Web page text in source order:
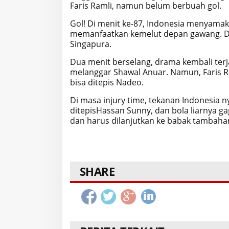
Faris Ramli, namun belum berbuah gol.
Gol! Di menit ke-87, Indonesia
memanfaatkan kemelut depan gawang.
Singapura.
Dua menit berselang, drama kembali
melanggar Shawal Anuar. Namun, Faris
bisa ditepis Nadeo.
Di masa injury time, tekanan Indonesia
ditepisHassan Sunny, dan bola liarnya
dan harus dilanjutkan ke babak
SHARE